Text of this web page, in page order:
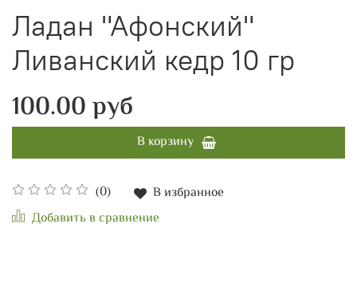
Ладан "Афонский"
Ливанский кедр 10 гр
(0)
В избранное
Добавить в сравнение
100.00 руб
В корзину